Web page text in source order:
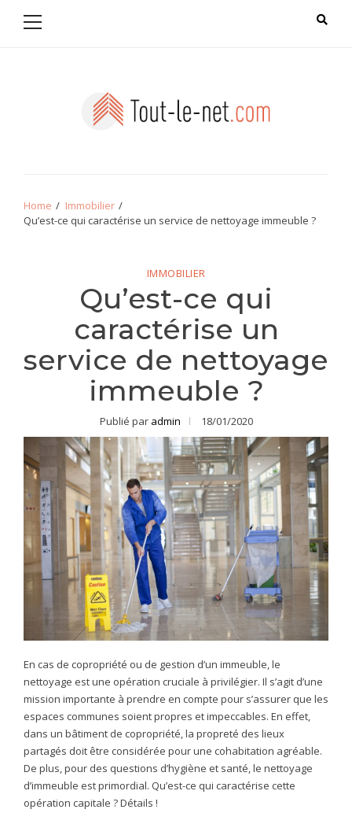
Home
Immobilier
Qu’est-ce qui caractérise un service de nettoyage immeuble ?
IMMOBILIER
Qu’est-ce qui
caractérise un
service de nettoyage
immeuble ?
Publié par admin 18/01/2020
En cas de copropriété ou de gestion d’un immeuble, le
nettoyage est une opération cruciale à privilégier. Il s’agit d’une
mission importante à prendre en compte pour s’assurer que les
espaces communes soient propres et impeccables. En effet,
dans un bâtiment de copropriété, la propreté des lieux
partagés doit être considérée pour une cohabitation agréable.
De plus, pour des questions d’hygiène et santé, le nettoyage
d’immeuble est primordial. Qu’est-ce qui caractérise cette
opération capitale ? Détails !